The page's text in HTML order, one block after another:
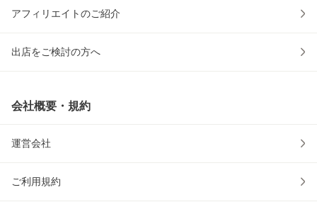
アフィリエイトのご紹介
出店をご検討の方へ
会社概要・規約
運営会社
ご利用規約